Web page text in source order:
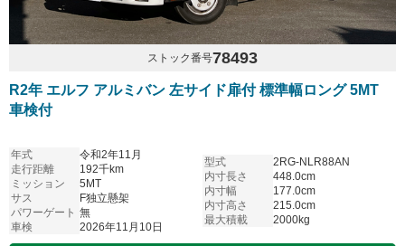
ストック番号78493
R2年 エルフ アルミバン 左サイド扉付 標準幅ロング 5MT
車検付
年式
令和2年11月
走行距離
192千km
ミッション
5MT
サス
F独立懸架
パワーゲート 無
車検
2026年11月10日
型式
2RG-NLR88AN
内寸長さ
448.0cm
内寸幅
177.0cm
内寸高さ
215.0cm
最大積載
2000kg